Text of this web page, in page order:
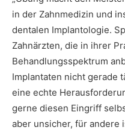
in der Zahnmedizin und
dentalen Implantologie.
Zahnärzten, die in ihrer
Behandlungsspektrum
Implantaten nicht gerade
eine echte
gerne diesen Eingriff
aber unsicher, für andere